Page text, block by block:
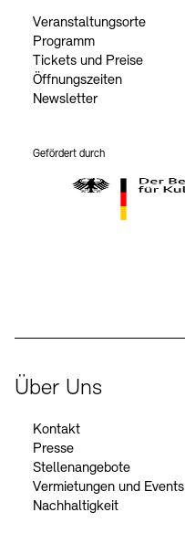
Veranstaltungsorte
Programm
Tickets und Preise
Öffnungszeiten
Newsletter
Gefördert durch
Über Uns
Kontakt
Presse
Stellenangebote
Vermietungen und Events
Nachhaltigkeit